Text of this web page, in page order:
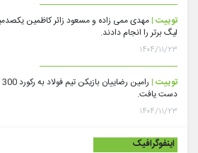
توییت |مهدی ممی زاده و مسعود زائر کاظمین
لیگ برتر را انجام دادند.
۱۴۰۴/۱۱/۲۳
توییت |
دست یافت.
۱۴۰۴/۱۱/۲۳
اینفوگرافیک